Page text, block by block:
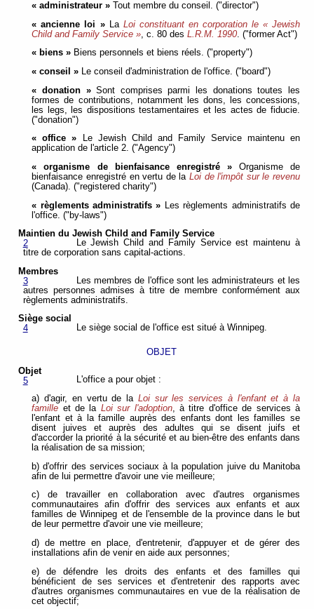
« administrateur » Tout membre du conseil. ("director")
« ancienne loi »
La Loi constituant en corporation le « Jewish
Child and Family Service » , c. 80 desL.R.M. 1990 . ("former Act")
« biens » Biens personnels et biens réels. ("property")
« conseil » Le conseil d'administration de l'office. ("board")
« donation »Sont comprises parmi les donations toutes les
formes de contributions, notamment les dons, les concessions,
les legs, les dispositions testamentaires et les actes de fiducie.
("donation")
« office » Le Jewish Child and Family Service maintenu en
application de l'article 2. ("Agency")
« organisme de bienfaisance enregistré »Organisme de
bienfaisance enregistré en vertu de la Loi de l'impôt sur le revenu
(Canada). ("registered charity")
« règlements administratifs » Les règlements administratifs de
l'office. ("by-laws")
Maintien du Jewish Child and Family Service
2
Le Jewish Child and Family Service est maintenu à
titre de corporation sans capital-actions.
Membres
3
Les membres de l'office sont les administrateurs et les
autres personnes admises à titre de membre conformément aux
règlements administratifs.
Siège social
4
Le siège social de l'office est situé à Winnipeg.
OBJET
Objet
5
L'office a pour objet :
a) d'agir, en vertu de la Loi sur les services à l'enfant et à la
famille et de la Loi sur l'adoption, à titre d'office de services à
l'enfant et à la famille auprès des enfants dont les familles se
disent juives et auprès des adultes qui se disent juifs et
d'accorder la priorité à la sécurité et au bien-être des enfants dans
la réalisation de sa mission;
b) d'offrir des services sociaux à la population juive du Manitoba
afin de lui permettre d'avoir une vie meilleure;
c) de travailler en collaboration avec d'autres organismes
communautaires afin d'offrir des services aux enfants et aux
familles de Winnipeg et de l'ensemble de la province dans le but
de leur permettre d'avoir une vie meilleure;
d) de mettre en place, d'entretenir, d'appuyer et de gérer des
installations afin de venir en aide aux personnes;
e) de défendre les droits des enfants et des familles qui
bénéficient de ses services et d'entretenir des rapports avec
d'autres organismes communautaires en vue de la réalisation de
cet objectif;